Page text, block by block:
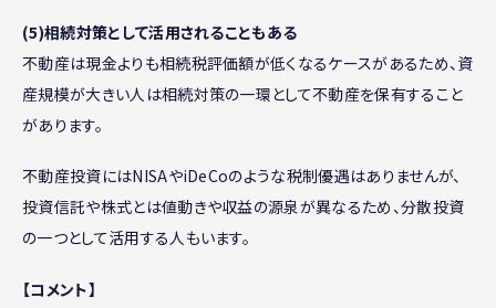
(5)相続対策として活用されることもある
不動産は現金よりも相続税評価額が低くなるケースがあるため、資
産規模が大きい人は相続対策の一環として不動産を保有すること
があります。
不動産投資にはNISAやiDeCoのような税制優遇はありませんが、
投資信託や株式とは値動きや収益の源泉が異なるため、分散投資
の一つとして活用する人もいます。
【コメント】